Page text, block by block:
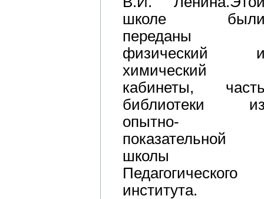
школе
переданы
физический
химический
кабинеты,
библиотеки
опытно-
показательной
школы
Педагогического
института.